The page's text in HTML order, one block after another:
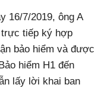
16/7/2019, ông A
tiếp ký hợp
bảo hiểm và được
hiểm H1 đến
lấy lời khai ban